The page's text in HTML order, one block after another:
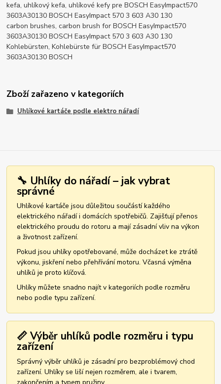
kefa, uhlíkový kefa, uhlíkové kefy pre BOSCH EasyImpact570
3603A30130 BOSCH EasyImpact 570 3 603 A30 130
carbon brushes, carbon brush for BOSCH EasyImpact570
3603A30130 BOSCH EasyImpact 570 3 603 A30 130
Kohlebürsten, Kohlebürste für BOSCH EasyImpact570
3603A30130 BOSCH
Zboží zařazeno v kategoriích
Uhlíkové kartáče podle elektro nářadí
🔧 Uhlíky do nářadí – jak vybrat
správné
Uhlíkové kartáče jsou důležitou součástí každého
elektrického nářadí i domácích spotřebičů. Zajišťují přenos
elektrického proudu do rotoru a mají zásadní vliv na výkon
a životnost zařízení.
Pokud jsou uhlíky opotřebované, může docházet ke ztrátě
výkonu, jiskření nebo přehřívání motoru. Včasná výměna
uhlíků je proto klíčová.
Uhlíky můžete snadno najít v kategoriích podle rozměru
nebo podle typu zařízení.
📏 Výběr uhlíků podle rozměru i typu
zařízení
Správný výběr uhlíků je zásadní pro bezproblémový chod
zařízení. Uhlíky se liší nejen rozměrem, ale i tvarem,
zakončením a typem pružiny.